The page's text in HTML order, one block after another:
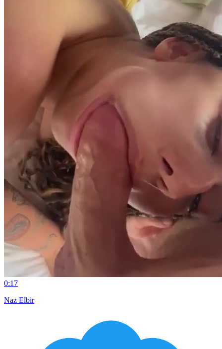
0:17
Naz Elbir